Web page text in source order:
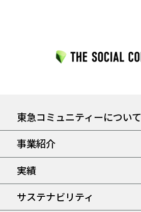
東急コミュニティーについて
事業紹介
実績
サステナビリティ